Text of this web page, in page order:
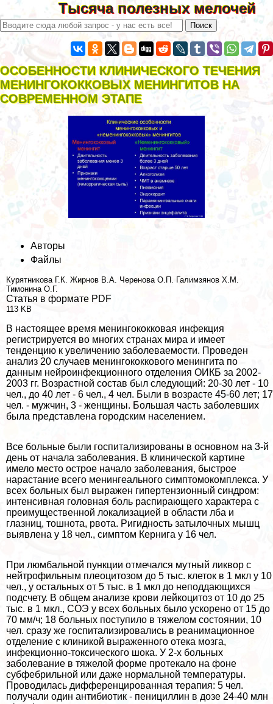
Тысяча полезных мелочей
ОСОБЕННОСТИ КЛИНИЧЕСКОГО ТЕЧЕНИЯ
МЕНИНГОКОККОВЫХ МЕНИНГИТОВ НА
СОВРЕМЕННОМ ЭТАПЕ
Авторы
Файлы
Курятникова Г.К. Жирнов В.А. Черенова О.П. Галимзянов Х.М.
Тимонина О.Г.
Статья в формате PDF
113 KB
В настоящее время менингококковая инфекция
регистрируется во многих странах мира и имеет
тенденцию к увеличению заболеваемости. Проведен
анализ 20 случаев менингококкового менингита по
данным нейроинфекционного отделения ОИКБ за 2002-
2003 гг. Возрастной состав был следующий: 20-30 лет - 10
чел., до 40 лет - 6 чел., 4 чел. Были в возрасте 45-60 лет; 17
чел. - мужчин, 3 - женщины. Большая часть заболевших
была представлена городским населением.
Все больные были госпитализированы в основном на 3-й
день от начала заболевания. В клинической картине
имело место острое начало заболевания, быстрое
нарастание всего менингеального симптомокомплекса. У
всех больных был выражен гипертензионный синдром:
интенсивная головная боль распирающего хаpaктера с
преимущественной локализацией в области лба и
глазниц, тошнота, рвота. Ригидность затылочных мышц
выявлена у 18 чел., симптом Кернига у 16 чел.
При люмбальной пункции отмечался мутный ликвор с
нейтрофильным плеоцитозом до 5 тыс. клеток в 1 мкл у 10
чел., у остальных от 5 тыс. в 1 мкл до неподдающихся
подсчету. В общем анализе крови лейкоцитоз от 10 до 25
тыс. в 1 мкл., СОЭ у всех больных было ускорено от 15 до
70 мм/ч; 18 больных поступило в тяжелом состоянии, 10
чел. сразу же госпитализировались в реанимационное
отделение с клиникой выраженного отека мозга,
инфекционно-токсического шока. У 2-х больных
заболевание в тяжелой форме протекало на фоне
субфебрильной или даже нормальной температуры.
Проводилась дифференцированная терапия: 5 чел.
получали один антибиотик - пенициллин в дозе 24-40 млн